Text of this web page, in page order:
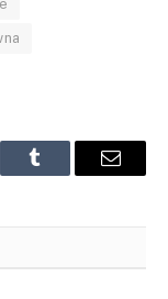
Tumblr Email